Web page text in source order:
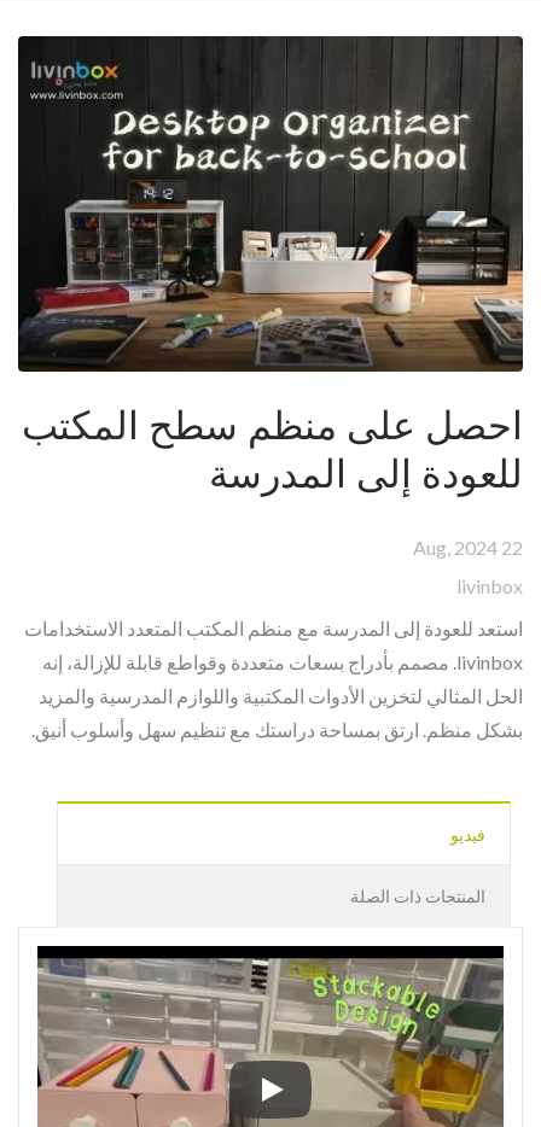
احصل على منظم سطح المكتب
للعودة إلى المدرسة
22 Aug, 2024
livinbox
استعد للعودة إلى المدرسة مع منظم المكتب المتعدد الاستخدامات
livinbox. مصمم بأدراج بسعات متعددة وقواطع قابلة للإزالة، إنه
الحل المثالي لتخزين الأدوات المكتبية واللوازم المدرسية والمزيد
بشكل منظم. ارتق بمساحة دراستك مع تنظيم سهل وأسلوب أنيق.
فيديو
المنتجات ذات الصلة
احصل على منظم سطح المكتب